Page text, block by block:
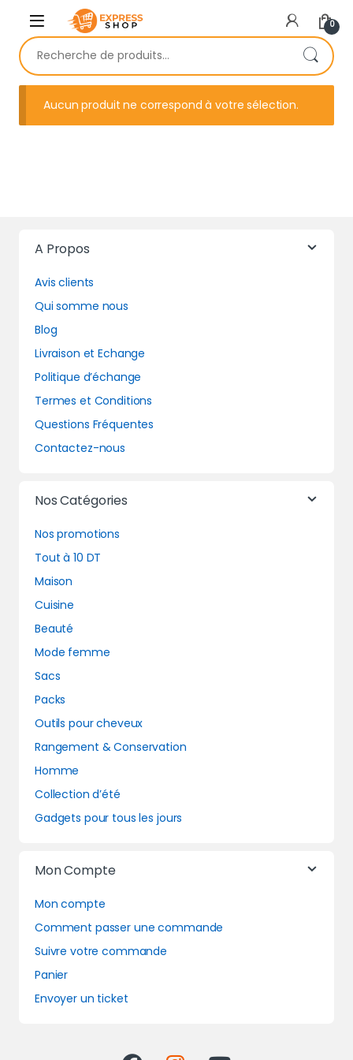
Skip to navigation
Skip to content
0
Recherche pour :
Aucun produit ne correspond à votre sélection.
A Propos
Avis clients
Qui somme nous
Blog
Livraison et Echange
Politique d’échange
Termes et Conditions
Questions Fréquentes
Contactez-nous
Nos Catégories
Nos promotions
Tout à 10 DT
Maison
Cuisine
Beauté
Mode femme
Sacs
Packs
Outils pour cheveux
Rangement & Conservation
Homme
Collection d’été
Gadgets pour tous les jours
Mon Compte
Mon compte
Comment passer une commande
Suivre votre commande
Panier
Envoyer un ticket